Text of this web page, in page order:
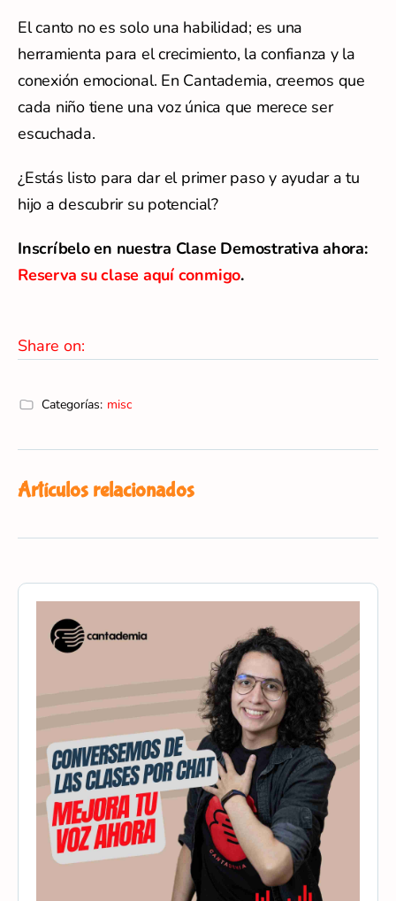
El canto no es solo una habilidad; es una
herramienta para el crecimiento, la confianza y la
conexión emocional. En Cantademia, creemos que
cada niño tiene una voz única que merece ser
escuchada.
¿Estás listo para dar el primer paso y ayudar a tu
hijo a descubrir su potencial?
Inscríbelo en nuestra Clase Demostrativa ahora:
Reserva su clase aquí conmigo.
Share on:
Categorías: misc
Artículos relacionados